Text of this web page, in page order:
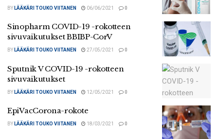
BY LÄÄKÄRI TOUKO VIITANEN 06/06/2021 0
Sinopharm COVID-19 -rokotteen
sivuvaikutukset BBIBP-CorV
BY LÄÄKÄRI TOUKO VIITANEN 27/05/2021 0
Sputnik V COVID-19 -rokotteen
sivuvaikutukset
BY LÄÄKÄRI TOUKO VIITANEN 12/05/2021 0
EpiVacCorona-rokote
BY LÄÄKÄRI TOUKO VIITANEN 18/03/2021 0